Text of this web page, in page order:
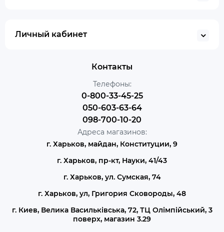
Личный кабинет
Контакты
Телефоны:
0-800-33-45-25
050-603-63-64
098-700-10-20
Адреса магазинов:
г. Харьков, майдан, Конституции, 9
г. Харьков, пр-кт, Науки, 41/43
г. Харьков, ул. Сумская, 74
г. Харьков, ул, Григория Сковороды, 48
г. Киев, Велика Васильківська, 72, ТЦ Олімпійський, 3
поверх, магазин 3.29